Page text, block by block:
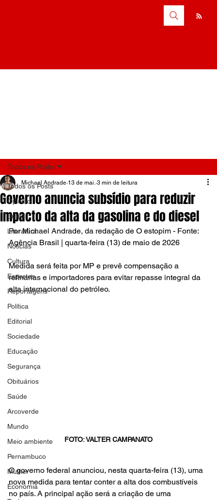
Todos os Posts
Opinião
Brasil
Literatura
Notícias
Cultura
Esportes
Reportagens
Política
Editorial
Sociedade
Educação
Segurança
Obituários
Saúde
Arcoverde
Mundo
Meio ambiente
Pernambuco
Mulher
Economia
Todos os Posts
Governo anuncia subsídio para reduzir
impacto da alta da gasolina e do diesel
Michael Andrade 13 de mai. 3 min de leitura
Por Michael Andrade, da redação de O estopim - Fonte:
Agência Brasil | quarta-feira (13) de maio de 2026
Medida será feita por MP e prevê compensação a
refinarias e importadores para evitar repasse integral da
alta internacional do petróleo.
FOTO: VALTER CAMPANATO
O governo federal anunciou, nesta quarta-feira (13), uma
nova medida para tentar conter a alta dos combustíveis
no país. A principal ação será a criação de uma